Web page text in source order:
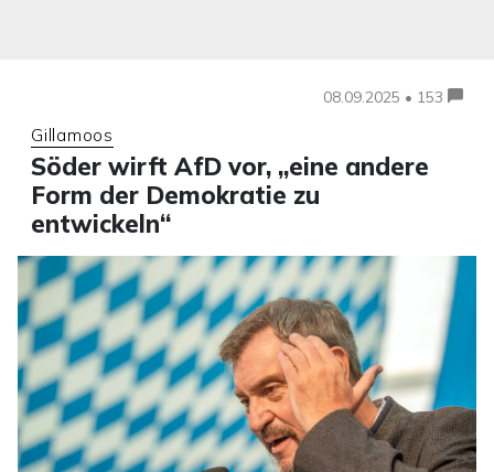
08.09.2025 • 153
Gillamoos
Söder wirft AfD vor, „eine andere
Form der Demokratie zu
entwickeln“